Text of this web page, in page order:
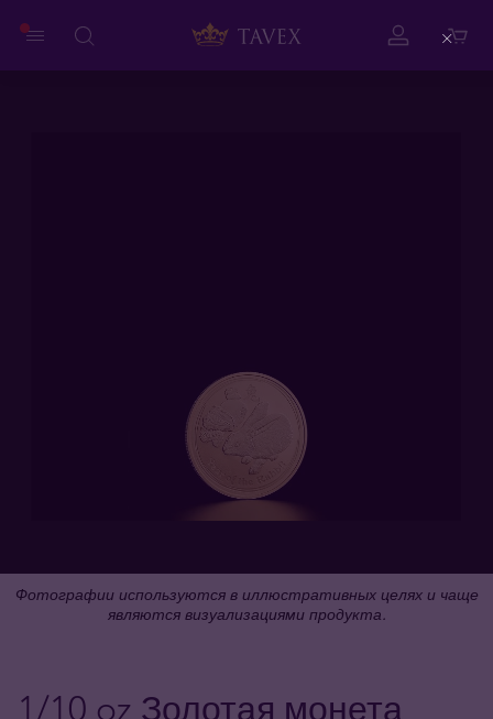
Фотографии используются в иллюстративных целях и чаще
являются визуализациями продукта.
1/10 oz Золотая монета
Close